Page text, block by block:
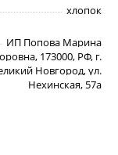
хлопок
ИП Попова Марина
173000, РФ, г.
Новгород, ул.
Нехинская, 57а